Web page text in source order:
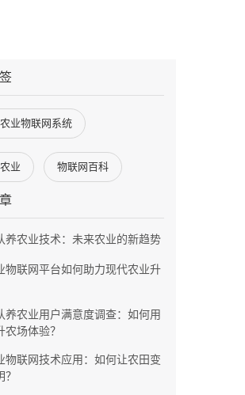
业物联网系统
业 物联网百科
养农业技术：未来农业的新趋势
物联网平台如何助力现代农业升
养农业用户满意度调查：如何用
农场体验？
物联网技术应用：如何让农田变